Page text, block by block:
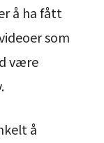
å ha fått
som
være
å